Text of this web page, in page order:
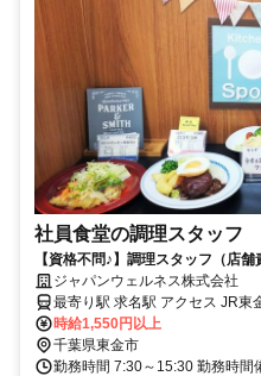
社員食堂の調理スタッフ
【資格不問♪】調理スタッフ（店
備！充実の福利厚生！交通費支給♪
ジャパンウェルネス株式会社
最寄り駅 求名駅 アクセス JR東金線「求名(ぐみょう)駅」下車徒歩30
分 JR外房線「大綱駅」より車
10
時給1,550円以上
千葉県東金市
勤務時間 7:30～15:30 勤務時